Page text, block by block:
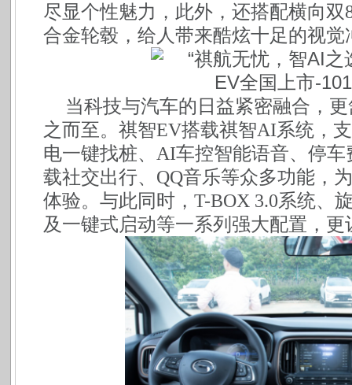
尽显个性魅力，此外，还搭配横向
合金轮毂，给人带来酷炫十足的视觉
当科技与汽车的日益紧密融合，
之而至。祺智EV搭载祺智AI系统，
电一键找桩、AI车控智能语音、停
载社交出行、QQ音乐等众多功能，
体验。与此同时，T-BOX 3.0系统、
及一键式启动等一系列强大配置，